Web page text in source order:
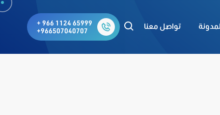
تواصل معنا
+ 966 1124 65999
+966507040707